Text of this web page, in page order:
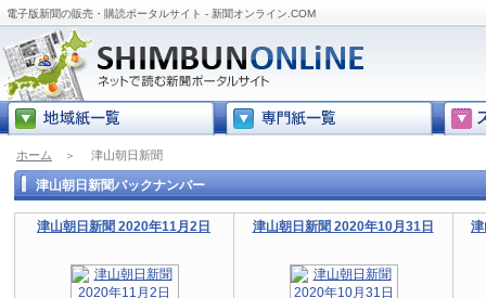
電子版新聞の販売・購読ポータルサイト - 新聞オンライン.COM
ホーム ＞ 津山朝日新聞
津山朝日新聞バックナンバー
津山朝日新聞 2020年11月2日 津山朝日新聞 2020年10月31日